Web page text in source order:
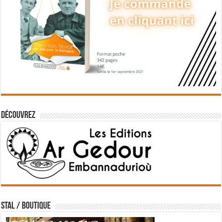
Découvrez
STAL / BOUTIQUE